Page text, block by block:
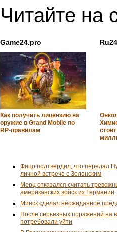
Читайте на
Game24.pro
Как получить лицензию на
оружие в Grand Mobile по
RP-правилам
Фицо подтвердил, что передал
личной встрече с Зеленским
Мерц отказался считать
американских войск из Германии
Минск сделал неожиданное
После серьезных поражений на
потребовали уйти